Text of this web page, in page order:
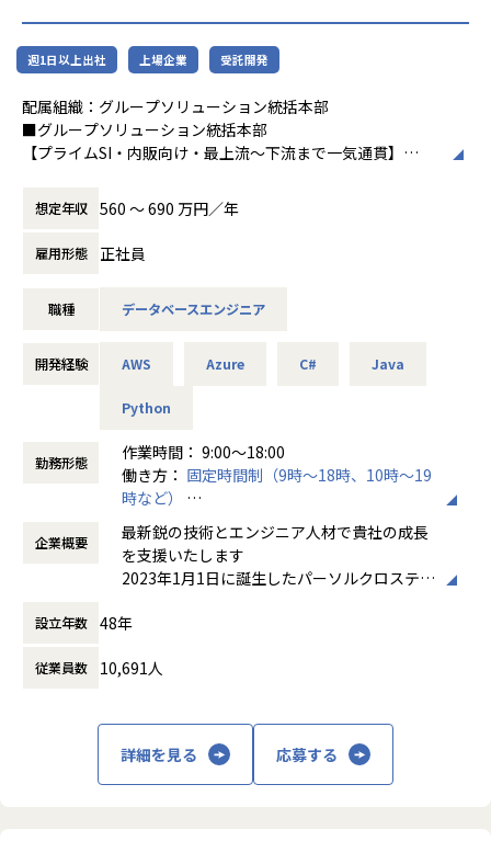
供することで、企業の競争優位確保に貢献す
ることを私たちは使命としております。
私たちはビジョンとして「100年企業の創
造」を掲げて、理想企業の創造に向け、「社
員全員が燃える会社」を目指しています。理
展する企業です。そして、社員全員が燃え続
ます。お客様に対する長期的な貢献を果たす
週1日以上出社 上場企業 受託開発
配属組織：グループソリューション統括本部
■グループソリューション統括本部
【プライムSI・内販向け・最上流～下流まで一気通貫】
(グループ会社約136社、社員数約70,000名)に対してIT活用
の高度化やITによる付加価値の創出を先導、牽引し、パーソ
ルグループの成長に貢献する部門です。
ンプスタッフ、パーソルキャリアがあり、業務・企画部門と
サルティングから構築・運用保守と一気通貫で関わることが
配属先は、リクルートメントビジネスソリューション部を予
定しております。
リクルートメント・系組織はPersolグループが手掛ける転職
支援サービス「doda」の開発を行う専門部署となります。ブ
ランド力のあるサービスのシステム開発に上流から下流まで
一気通貫で関わることができ、プロジェクトによっては要件
定義よりも上流の業務企画フェーズから関わる機会もござい
ます。
職務内容
パーソルグループの自社サービスや、自社グループ企業内の
社員が利用するシステムの開発・保守を専門にしている部門
想定年収 560 〜 690 万円／年
雇用形態 正社員
職種 データベースエンジニア
開発経験 AWS Azure C# Java
Python
勤務形態
作業時間： 9:00～18:00
働き方： 固定時間制（9時～18時、10時～19
時など）
時間外労働の有無： 有（月平均20時間）
休憩時間： 60分
企業概要
最新鋭の技術とエンジニア人材で貴社の成長
を支援いたします
2023年1月1日に誕生したパーソルクロステク
び、エンジニアの多様なはたらき方を追求
題の解決を図ってまいります。
計・開発・実験におけるモデルベース開発
（MBD）等を提供しており、IT領域において
は情報通信、IT/インターネット、EC分野を
設立年数 48年
従業員数 10,691人
詳細を見る 応募する